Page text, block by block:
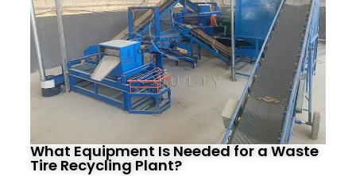
What Equipment Is Needed for a Waste
Tire Recycling Plant?